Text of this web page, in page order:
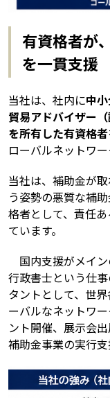
有資格者が
を一貫支援
当社は、社内に中
貿易アドバイザー
を所有した有資格者
ローバルネットワ
当社は、補助金が
う姿勢の悪質な補
格者として、責任
ています。
国内支援がメイ
行政書士という仕
タントとして、世
ーバルなネットワ
ント開催、展示会
補助金事業の実行